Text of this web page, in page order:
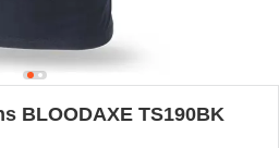
BLOODAXE TS190BK